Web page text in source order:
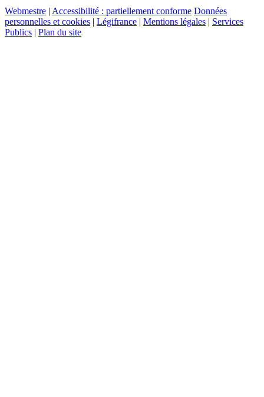
Webmestre | Accessibilité : partiellement conforme Données
personnelles et cookies | Légifrance | Mentions légales | Services
Publics | Plan du site